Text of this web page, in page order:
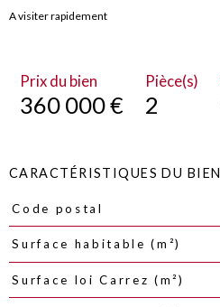
A visiter rapidement
Prix du bien
360 000 €
Pièce(s)
2
CARACTÉRISTIQUES DU BIEN
Caractéristiques
Code postal
Surface habitable (m²)
Surface loi Carrez (m²)